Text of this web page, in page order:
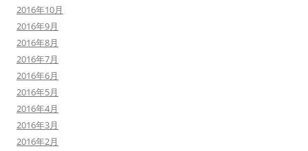
2016年10月
2016年9月
2016年8月
2016年7月
2016年6月
2016年5月
2016年4月
2016年3月
2016年2月